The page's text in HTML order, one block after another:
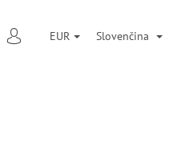
PRIHLÁSENIE
EUR Slovenčina